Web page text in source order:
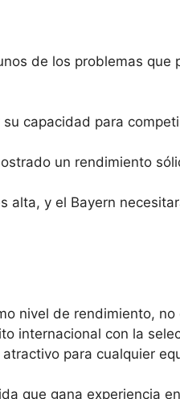
de los problemas que
capacidad para
un rendimiento
alta, y el Bayern
nivel de rendimiento,
internacional con la
para cualquier
que gana experiencia